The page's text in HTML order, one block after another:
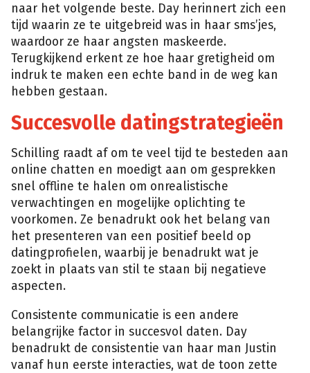
naar het volgende beste. Day herinnert zich een
tijd waarin ze te uitgebreid was in haar sms’jes,
waardoor ze haar angsten maskeerde.
Terugkijkend erkent ze hoe haar gretigheid om
indruk te maken een echte band in de weg kan
hebben gestaan.
Succesvolle datingstrategieën
Schilling raadt af om te veel tijd te besteden aan
online chatten en moedigt aan om gesprekken
snel offline te halen om onrealistische
verwachtingen en mogelijke oplichting te
voorkomen. Ze benadrukt ook het belang van
het presenteren van een positief beeld op
datingprofielen, waarbij je benadrukt wat je
zoekt in plaats van stil te staan bij negatieve
aspecten.
Consistente communicatie is een andere
belangrijke factor in succesvol daten. Day
benadrukt de consistentie van haar man Justin
vanaf hun eerste interacties, wat de toon zette